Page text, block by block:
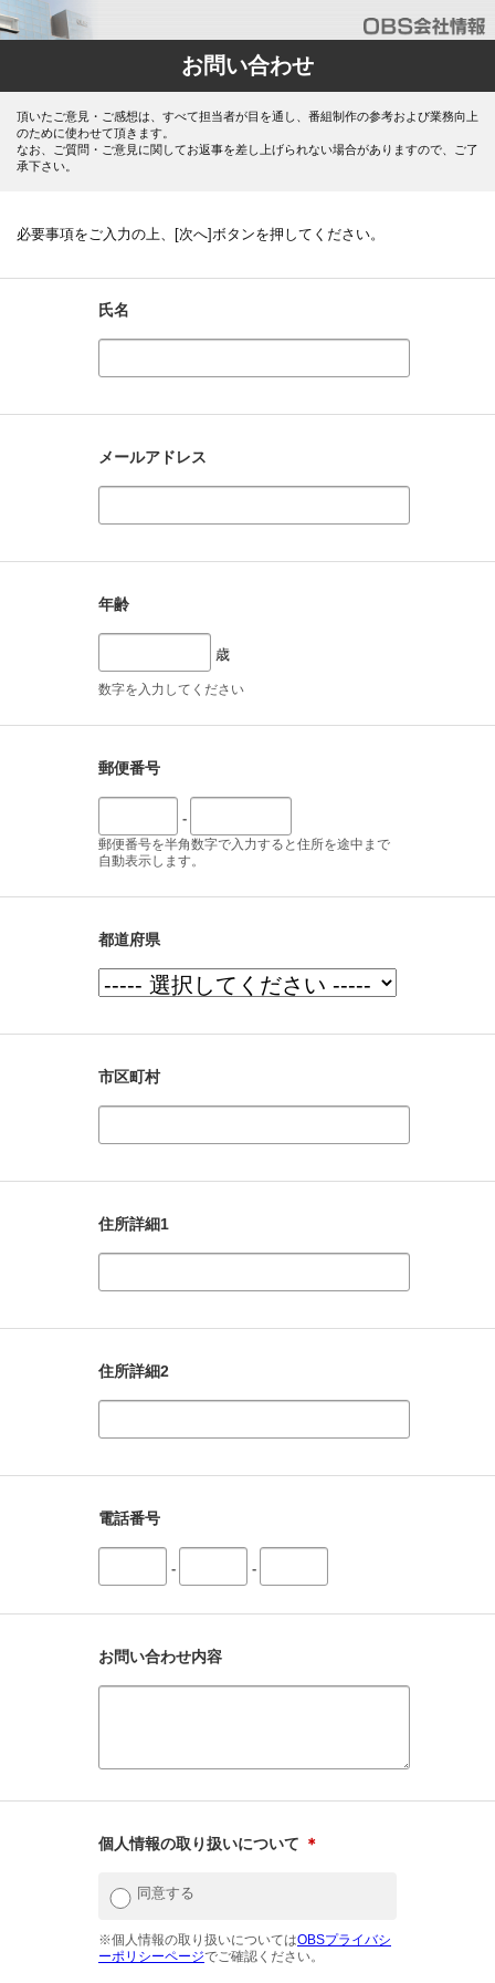
お問い合わせ
頂いたご意見・ご感想は、すべて担当者が目を通し、番組制作の参考および業務向上
のために使わせて頂きます。
なお、ご質問・ご意見に関してお返事を差し上げられない場合がありますので、ご了
承下さい。
必要事項をご入力の上、[次へ]ボタンを押してください。
氏名
メールアドレス
年齢
歳
数字を入力してください
郵便番号
-
郵便番号を半角数字で入力すると住所を途中まで
自動表示します。
都道府県
市区町村
住所詳細1
住所詳細2
電話番号
- -
お問い合わせ内容
個人情報の取り扱いについて ＊
同意する
※個人情報の取り扱いについてはOBSプライバシ
ーポリシーページでご確認ください。